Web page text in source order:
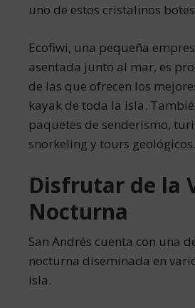
uno de estos cristalinos
Ecofiwi, una pequeña
asentada junto al mar, es
de las que ofrecen los
kayak de toda la isla.
paquetes de senderismo,
snorkeling y tours geológicos.
Disfrutar de la
Nocturna
San Andrés cuenta con una
nocturna diseminada en
isla.